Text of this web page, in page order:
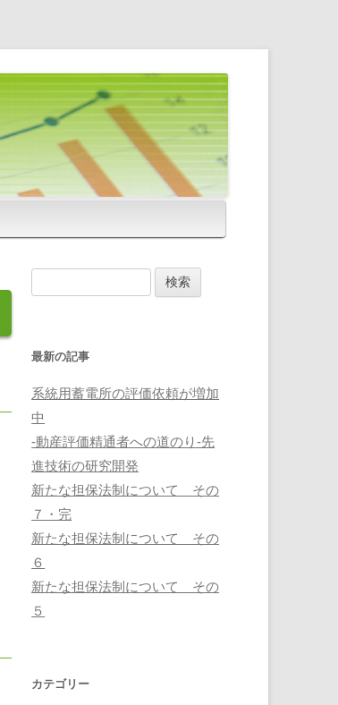
検
索
最新の記事
系統用蓄電所の評価依頼が増加
中
-動産評価精通者への道のり-先
進技術の研究開発
新たな担保法制について その
７・完
新たな担保法制について その
６
新たな担保法制について その
５
カテゴリー